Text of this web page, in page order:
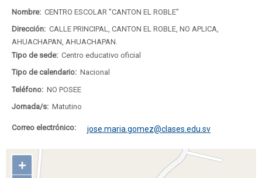
Educativa
Salvadoreña
Nombre: CENTRO ESCOLAR "CANTON EL ROBLE"
Dirección: CALLE PRINCIPAL, CANTON EL ROBLE, NO APLICA,
AHUACHAPAN, AHUACHAPAN.
Tipo de sede: Centro educativo oficial
Tipo de calendario: Nacional
Teléfono: NO POSEE
Jornada/s: Matutino
Correo electrónico: jose.maria.gomez@clases.edu.sv